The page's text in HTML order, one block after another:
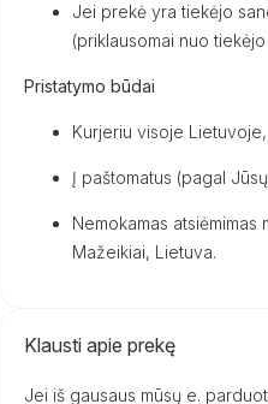
Jei prekė yra tiekėjo
(priklausomai nuo
Pristatymo būdai
Kurjeriu visoje
Į paštomatus (pagal
Nemokamas
Mažeikiai, Lietuva.
Klausti apie prekę
Jei iš gausaus mūsų e.